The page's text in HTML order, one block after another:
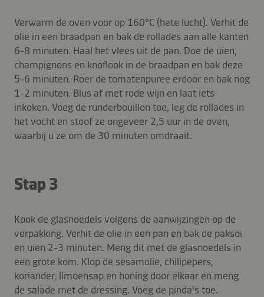
Verwarm de oven voor op 160°C (hete lucht). Verhit de
olie in een braadpan en bak de rollades aan alle kanten
6-8 minuten. Haal het vlees uit de pan. Doe de uien,
champignons en knoflook in de braadpan en bak deze
5-6 minuten. Roer de tomatenpuree erdoor en bak nog
1-2 minuten. Blus af met rode wijn en laat iets
inkoken. Voeg de runderbouillon toe, leg de rollades in
het vocht en stoof ze ongeveer 2,5 uur in de oven,
waarbij u ze om de 30 minuten omdraait.
Stap 3
Kook de glasnoedels volgens de aanwijzingen op de
verpakking. Verhit de olie in een pan en bak de paksoi
en uien 2-3 minuten. Meng dit met de glasnoedels in
een grote kom. Klop de sesamolie, chilipepers,
koriander, limoensap en honing door elkaar en meng
de salade met de dressing. Voeg de pinda's toe.